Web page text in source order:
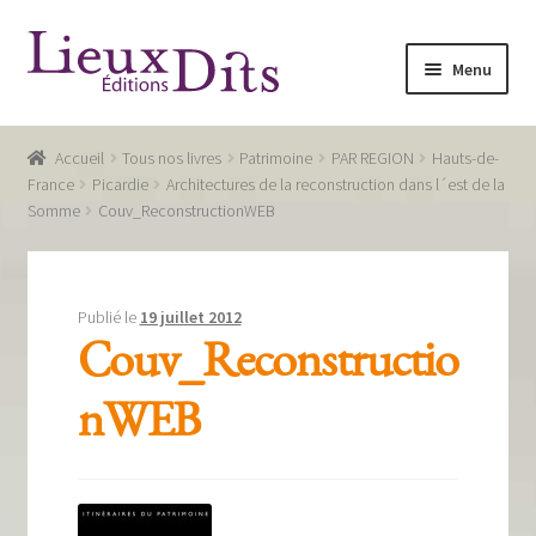
Aller
à
navigation
Aller
au
Menu
Accueil
Commande
Mentions légales / Données personnelles
Recevoir notre newsletter
Accueil Tous nos livres Patrimoine PAR REGION
Hauts-de-
France
Picardie
Architectures de la reconstruction dans l´est de la
Somme
Couv_ReconstructionWEB
Publié le 19 juillet 2012
Couv_Reconstructio
nWEB